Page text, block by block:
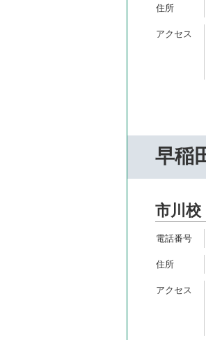
早稲
市川校